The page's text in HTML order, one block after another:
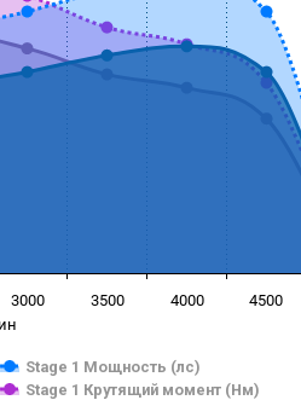
Stage 1 Мощность (лс)
Stage 1 Крутящий момент (Нм)
3000 3500 4000 4500